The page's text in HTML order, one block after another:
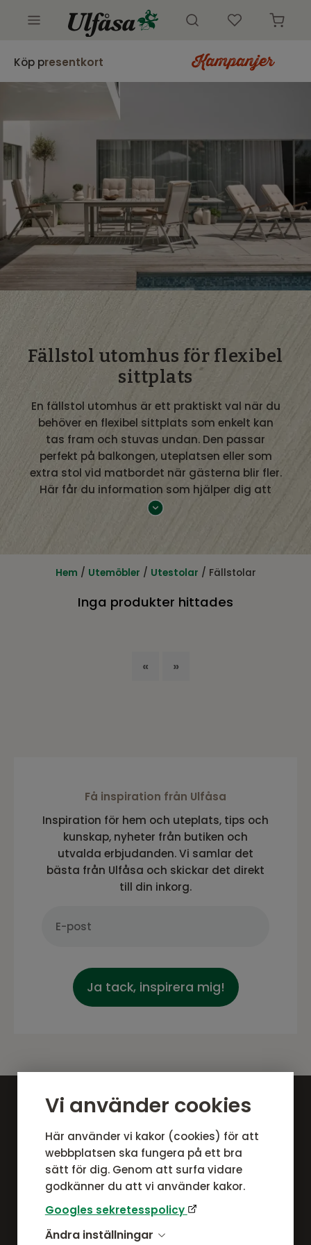
Vi använder cookies
Här använder vi kakor (cookies) för att
webbplatsen ska fungera på ett bra
sätt för dig. Genom att surfa vidare
godkänner du att vi använder kakor.
Googles sekretesspolicy
Ändra inställningar
Utemöbler
Butik
Kundtjänst
Kampanjer
Köp presentkort
Fällstol utomhus för flexibel
sittplats
En fällstol utomhus är ett praktiskt val när du
behöver en flexibel sittplats som enkelt kan
tas fram och stuvas undan. Den passar
perfekt på balkongen, uteplatsen eller som
extra stol vid matbordet när gästerna blir fler.
Här får du information som hjälper dig att
välja rätt fällstol för utomhusbruk.
Det som utmärker en fällstol utomhus är dess
smidiga konstruktion. När stolen inte används
vilket gör den idealisk för mindre utrymmen
Fällstol utomhus i olika material
klimat.
Hem / Utemöbler / Utestolar / Fällstolar
Inga produkter hittades
« »
Få inspiration från Ulfåsa
Inspiration för hem och uteplats, tips och
kunskap, nyheter från butiken och
utvalda erbjudanden. Vi samlar det
bästa från Ulfåsa och skickar det direkt
till din inkorg.
Ja tack, inspirera mig!